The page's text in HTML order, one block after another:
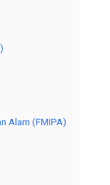
Alam (FMIPA)